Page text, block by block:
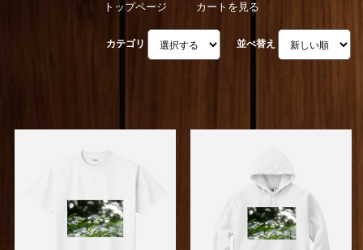
トップページ カートを見る
カテゴリ 並べ替え